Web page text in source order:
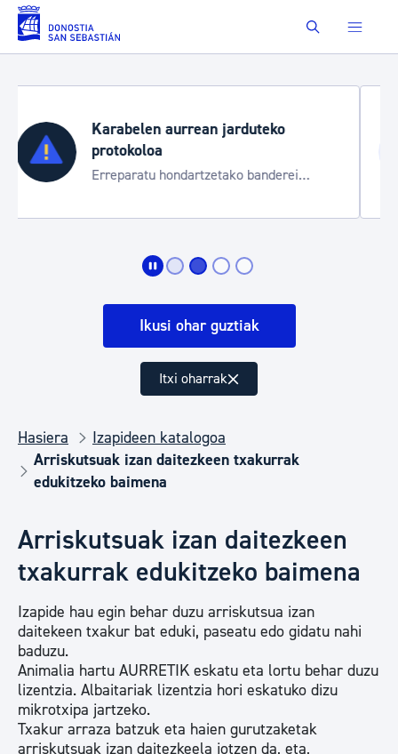
Eduki nagusira joan Buscar
Aste Nagusia 2026
Trafiko mozketak eta garraio zerbitzu
bereziak
Ikusi ohar guztiak
Itxi oharrak
Hasiera
Izapideen katalogoa
Arriskutsuak izan daitezkeen txakurrak
edukitzeko baimena
Arriskutsuak izan daitezkeen
txakurrak edukitzeko baimena
Izapide hau egin behar duzu arriskutsua izan
daitekeen txakur bat eduki, paseatu edo gidatu nahi
baduzu.
Animalia hartu AURRETIK eskatu eta lortu behar duzu
lizentzia. Albaitariak lizentzia hori eskatuko dizu
mikrotxipa jartzeko.
Txakur arraza batzuk eta haien gurutzaketak
arriskutsuak izan daitezkeela jotzen da, eta,